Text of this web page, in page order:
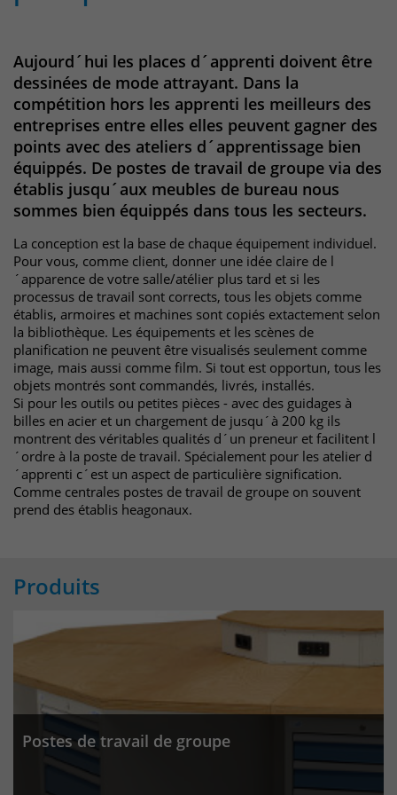
Aujourd´hui les places d´apprenti doivent être
dessinées de mode attrayant. Dans la
compétition hors les apprenti les meilleurs des
entreprises entre elles elles peuvent gagner des
points avec des ateliers d´apprentissage bien
équippés. De postes de travail de groupe via des
établis jusqu´aux meubles de bureau nous
sommes bien équippés dans tous les secteurs.
La conception est la base de chaque équipement individuel.
Pour vous, comme client, donner une idée claire de l
´apparence de votre salle/atélier plus tard et si les
processus de travail sont corrects, tous les objets comme
établis, armoires et machines sont copiés extactement selon
la bibliothèque. Les équipements et les scènes de
planification ne peuvent être visualisés seulement comme
image, mais aussi comme film. Si tout est opportun, tous les
objets montrés sont commandés, livrés, installés.
Si pour les outils ou petites pièces - avec des guidages à
billes en acier et un chargement de jusqu´à 200 kg ils
montrent des véritables qualités d´un preneur et facilitent l
´ordre à la poste de travail. Spécialement pour les atelier d
´apprenti c´est un aspect de particulière signification.
Comme centrales postes de travail de groupe on souvent
prend des établis heagonaux.
Produits
Postes de travail de groupe
Laufzeit 1 Jahr
Zweck
Enthält die gewählten Tracking-Optin-
Einstellungen.
Websitebesucher für die Dauer des
Name _pk_id
Anbieter Matomo
Laufzeit 13 Monate
Zweck
Das Cookie wird von Matomo installiert.
Das Cookie wird verwendet, um
Besucher-, Sitzungs- und
Kampagnendaten zu berechnen und
die Nutzung der Website für den
Analysebericht der Website zu
verfolgen. Die Cookies speichern
Informationen anonym und weisen
eine randoly generierte Nummer zu,
um eindeutige Besucher zu
identifizieren. Die Daten werde lokal
auf unserem Server gespeichert und
sind damit externen Unternehmen
unzugänglich.
Name _pk_ref
Laufzeit
Das Cookie wird von Matomo
instralliert. Das Cookie wird verwendet,
die Nutzung der Website für den
Analysebericht der Website zu
verfolgen. Die Cookies speichern